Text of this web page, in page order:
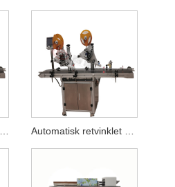
Automatisk forsegling af etiketetiketteringsmaskine Automatisk retvinklet hjørnemærkemaskine